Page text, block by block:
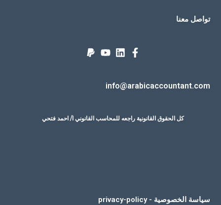
تواصل معنا
info@arabicaccountant.com
كل الحقوق القانونية راجعه للمحاسب القانوني ا/ احمد فتحي
سياسة الخصوصية - privacy-policy